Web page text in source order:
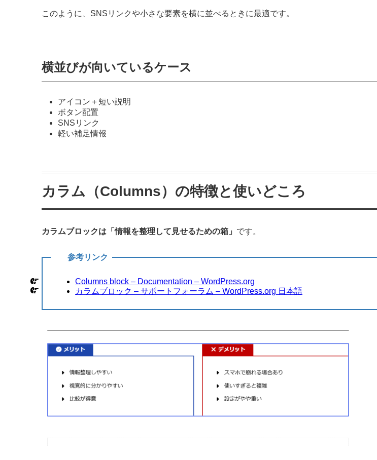
このように、SNSリンクや小さな要素を横に並べるときに最適です。
横並びが向いているケース
アイコン＋短い説明
ボタン配置
SNSリンク
軽い補足情報
カラム（Columns）の特徴と使いどころ
カラムブロックは「情報を整理して見せるための箱」 です。
参考リンク
Columns block – Documentation – WordPress.org
カラムブロック – サポートフォーラム – WordPress.org 日本語